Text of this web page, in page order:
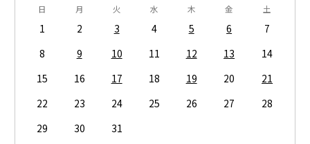
日 月 火 水 木 金 土
1 2 3 4 5 6
7
8
9 10 11 12 13
14
15
16 17 18 19 20
21
22
23 24 25 26 27
28
29
30 31